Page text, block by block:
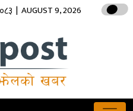
| AUGUST 9, 2026